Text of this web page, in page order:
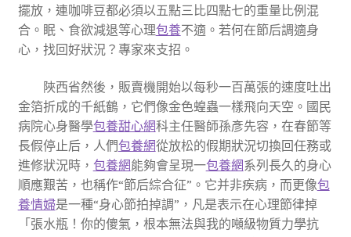
擺放，連咖啡豆都必須以五點三比四點七的重量比例混
合。眠、食欲減退等心理包養不適。若何在節后調適身
心，找回好狀況？專家來支招。
陜西省然後，販賣機開始以每秒一百萬張的速度吐出
金箔折成的千紙鶴，它們像金色蝗蟲一樣飛向天空。國民
病院心身醫學包養甜心網科主任醫師孫彥先容，在春節等
長假停止后，人們包養網從放松的假期狀況切換回任務或
進修狀況時， 包養網能夠會呈現一包養網系列長久的身心
順應艱苦，也稱作“節后綜合征”。它并非疾病，而更像包
養情婦是一種“身心節拍掉調”，凡是表示在心理節律掉
「張水瓶！你的傻氣，根本無法與我的噸級物質力學抗